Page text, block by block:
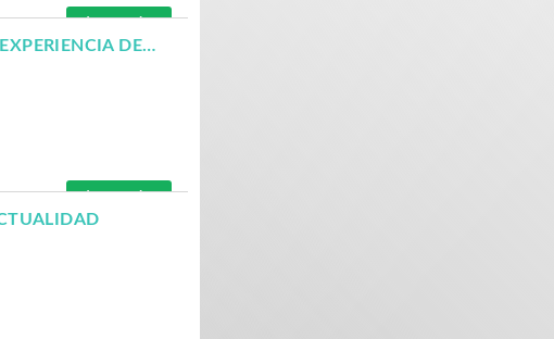
Leer más
LA INTERACCIÓN COMO PARTE ESENCIAL DE LA EXPERIENCIA DE LA REALIDAD VIRTUAL
Leer más